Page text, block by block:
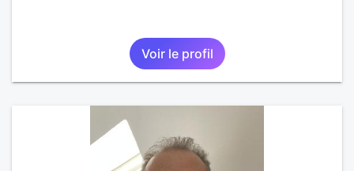
Voir le profil